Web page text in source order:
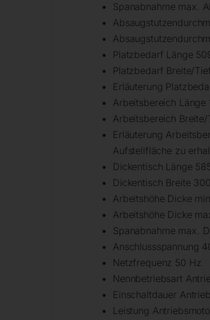
Spanabnahme max.
Platzbedarf Länge
Platzbedarf Breite/
Erläuterung
Arbeitsbereich Länge
Arbeitsbereich Breite/
Erläuterung
Aufstellfläche zu
Dickentisch Länge
Dickentisch Breite
Arbeitshöhe Dicke
Arbeitshöhe Dicke
Spanabnahme max.
Anschlussspannung
Netzfrequenz 50 Hz
Nennbetriebsart
Einschaltdauer
Leistung